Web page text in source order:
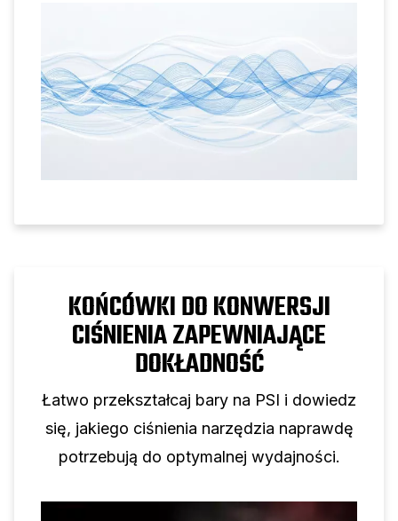
KOŃCÓWKI DO KONWERSJI
CIŚNIENIA ZAPEWNIAJĄCE
DOKŁADNOŚĆ
Łatwo przekształcaj bary na PSI i dowiedz
się, jakiego ciśnienia narzędzia naprawdę
potrzebują do optymalnej wydajności.